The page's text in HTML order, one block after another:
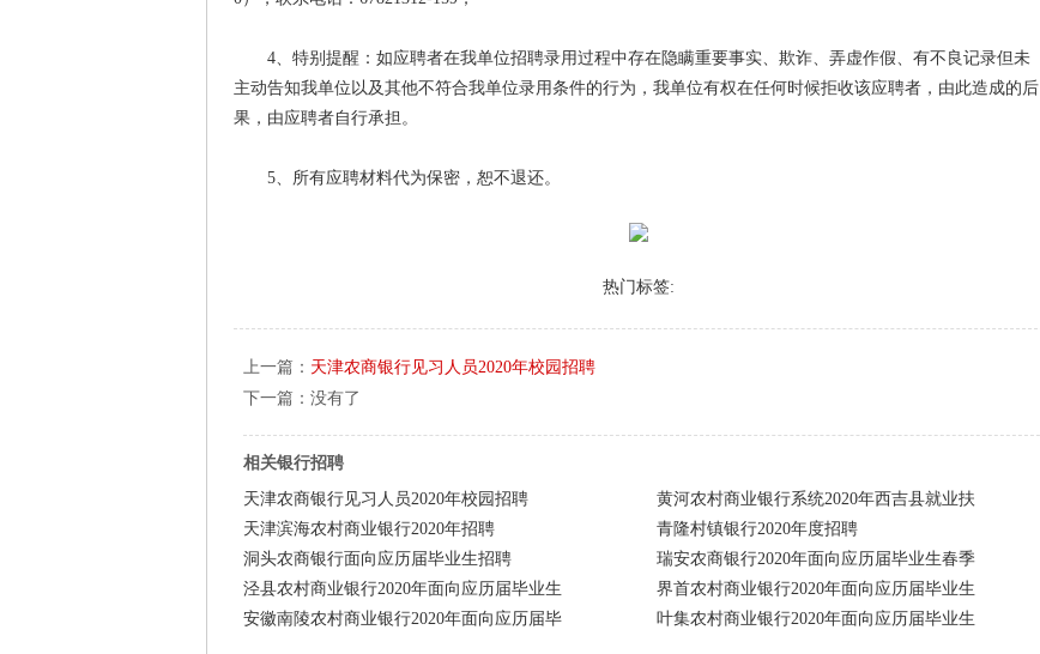
4、特别提醒：如应聘者在我单位招聘录用过程中存在隐瞒重要事实、欺诈、弄虚作假、有不良记录但未
主动告知我单位以及其他不符合我单位录用条件的行为，我单位有权在任何时候拒收该应聘者，由此造成的后
果，由应聘者自行承担。
5、所有应聘材料代为保密，恕不退还。
热门标签:
上一篇： 天津农商银行见习人员2020年校园招聘
下一篇：没有了
相关银行招聘
天津农商银行见习人员2020年校园招聘
黄河农村商业银行系统2020年西吉县就业扶
天津滨海农村商业银行2020年招聘
青隆村镇银行2020年度招聘
洞头农商银行面向应历届毕业生招聘
瑞安农商银行2020年面向应历届毕业生春季
泾县农村商业银行2020年面向应历届毕业生
界首农村商业银行2020年面向应历届毕业生
安徽南陵农村商业银行2020年面向应历届毕
叶集农村商业银行2020年面向应历届毕业生